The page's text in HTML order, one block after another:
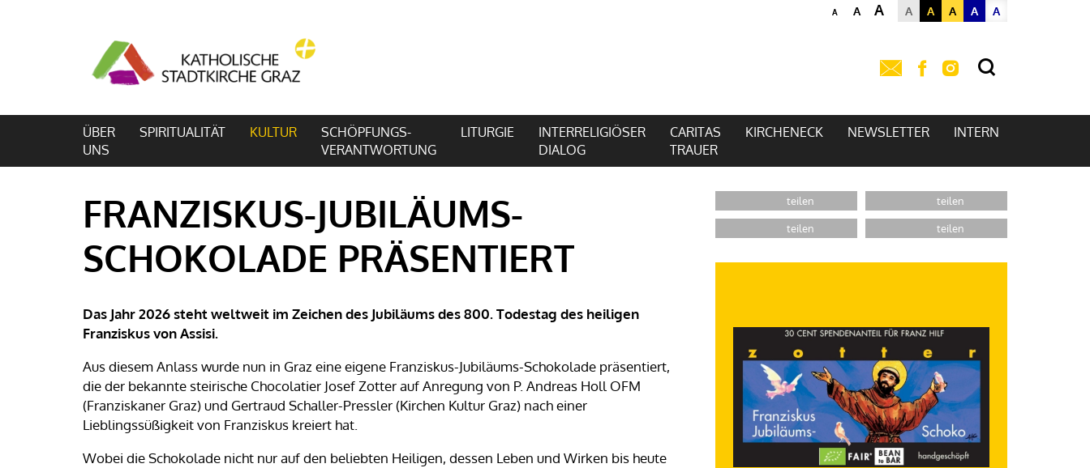
A A A A A A A A
ÜBER
UNS
SPIRITUALITÄT KULTUR
SCHÖPFUNGS-
VERANTWORTUNG
LITURGIE
INTERRELIGIÖSER
DIALOG
CARITAS
TRAUER
KIRCHENECK NEWSLETTER INTERN
FRANZISKUS-JUBILÄUMS-
SCHOKOLADE PRÄSENTIERT
Das Jahr 2026 steht weltweit im Zeichen des Jubiläums des 800. Todestag des heiligen
Franziskus von Assisi.
Aus diesem Anlass wurde nun in Graz eine eigene Franziskus-Jubiläums-Schokolade präsentiert,
die der bekannte steirische Chocolatier Josef Zotter auf Anregung von P. Andreas Holl OFM
(Franziskaner Graz) und Gertraud Schaller-Pressler (Kirchen Kultur Graz) nach einer
Lieblingssüßigkeit von Franziskus kreiert hat.
Wobei die Schokolade nicht nur auf den beliebten Heiligen, dessen Leben und Wirken bis heute